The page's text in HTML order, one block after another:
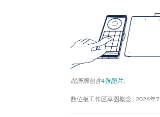
此画廊包含4张图片。
数位板工作区草图概念 2026年